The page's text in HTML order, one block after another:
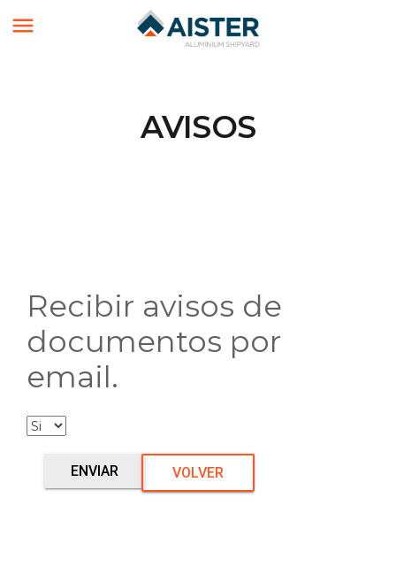

AVISOS
Recibir avisos de
documentos por
email.
ENVIAR VOLVER